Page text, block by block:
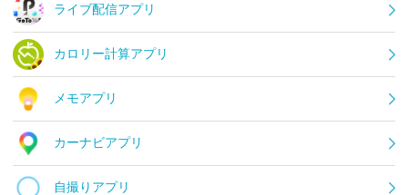
ライブ配信アプリ
カロリー計算アプリ
メモアプリ
カーナビアプリ
自撮りアプリ